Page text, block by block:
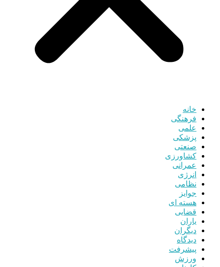
خانه
فرهنگی
علمی
پزشکی
صنعتی
کشاورزی
عمرانی
انرژی
نظامی
جوایز
هسته ای
قضایی
یاران
دیگران
دیدگاه
پیشرفت
ورزش